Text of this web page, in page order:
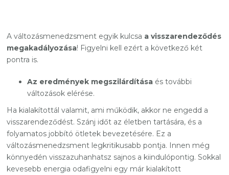
A változásmenedzsment egyik kulcsa a visszarendeződés
megakadályozása! Figyelni kell ezért a következő két
pontra is.
Az eredmények megszilárdítása és további
változások elérése.
Ha kialakítottál valamit, ami működik, akkor ne engedd a
visszarendeződést. Szánj időt az életben tartására, és a
folyamatos jobbító ötletek bevezetésére. Ez a
változásmenedzsment legkritikusabb pontja. Innen még
könnyedén visszazuhanhatsz sajnos a kiindulópontig. Sokkal
kevesebb energia odafigyelni egy már kialakított